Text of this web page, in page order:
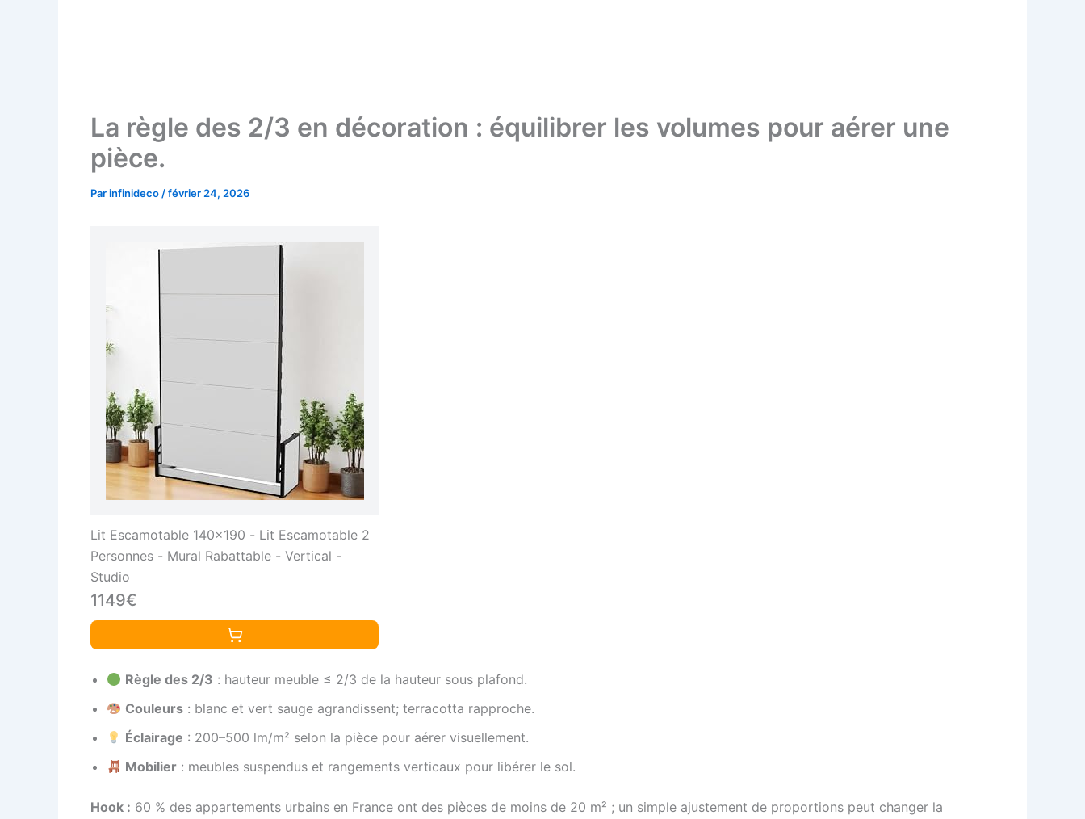
La règle des 2/3 en décoration : équilibrer les volumes pour aérer une
pièce.
Parinfinideco /février 24, 2026
Lit Escamotable 140x190 - Lit Escamotable 2
Personnes - Mural Rabattable - Vertical -
Studio
1149€
Règle des 2/3 : hauteur meuble ≤ 2/3 de la hauteur sous plafond.
Couleurs : blanc et vert sauge agrandissent; terracotta rapproche.
Éclairage : 200–500 lm/m² selon la pièce pour aérer visuellement.
Mobilier : meubles suspendus et rangements verticaux pour libérer le sol.
Hook : 60 % des appartements urbains en France ont des pièces de moins de 20 m² ; un simple ajustement de proportions peut changer la